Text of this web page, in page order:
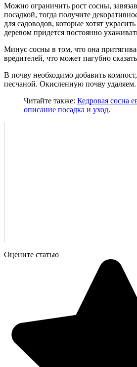
Можно ограничить рост сосны,
посадкой, тогда получите
для садоводов, которые хотят
деревом придется постоянно
Минус сосны в том, что она
вредителей, что может пагубно
В почву необходимо добавить
песчаной. Окисленную почву удаляем.
Читайте также: Кедровая сосна
описание посадка и уход.
Оцените статью